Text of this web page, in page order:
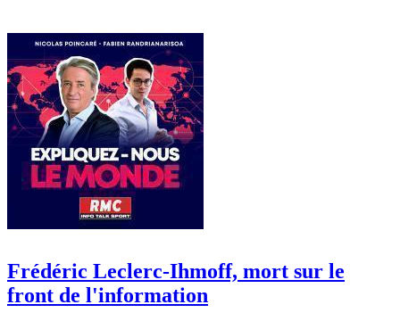
Frédéric Leclerc-Ihmoff, mort sur le
front de l'information